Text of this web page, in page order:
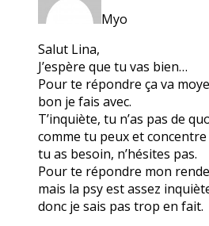
Myo
Salut Lina,
J’espère que tu vas bien…
Pour te répondre ça va
bon je fais avec.
T’inquiète, tu n’as pas de
comme tu peux et
tu as besoin, n’hésites pas.
Pour te répondre mon
mais la psy est assez
donc je sais pas trop en fait.